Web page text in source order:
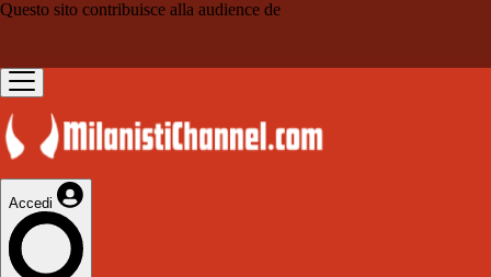
Questo sito contribuisce alla audience de
Accedi